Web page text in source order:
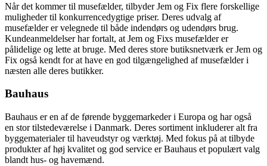
Når det kommer til musefælder, tilbyder Jem og Fix flere forskellige
muligheder til konkurrencedygtige priser. Deres udvalg af
musefælder er velegnede til både indendørs og udendørs brug.
Kundeanmeldelser har fortalt, at Jem og Fixs musefælder er
pålidelige og lette at bruge. Med deres store butiksnetværk er Jem og
Fix også kendt for at have en god tilgængelighed af musefælder i
næsten alle deres butikker.
Bauhaus
Bauhaus er en af de førende byggemarkeder i Europa og har også
en stor tilstedeværelse i Danmark. Deres sortiment inkluderer alt fra
byggematerialer til haveudstyr og værktøj. Med fokus på at tilbyde
produkter af høj kvalitet og god service er Bauhaus et populært valg
blandt hus- og havemænd.